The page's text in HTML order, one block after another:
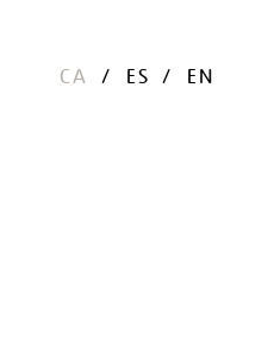
CA ES EN